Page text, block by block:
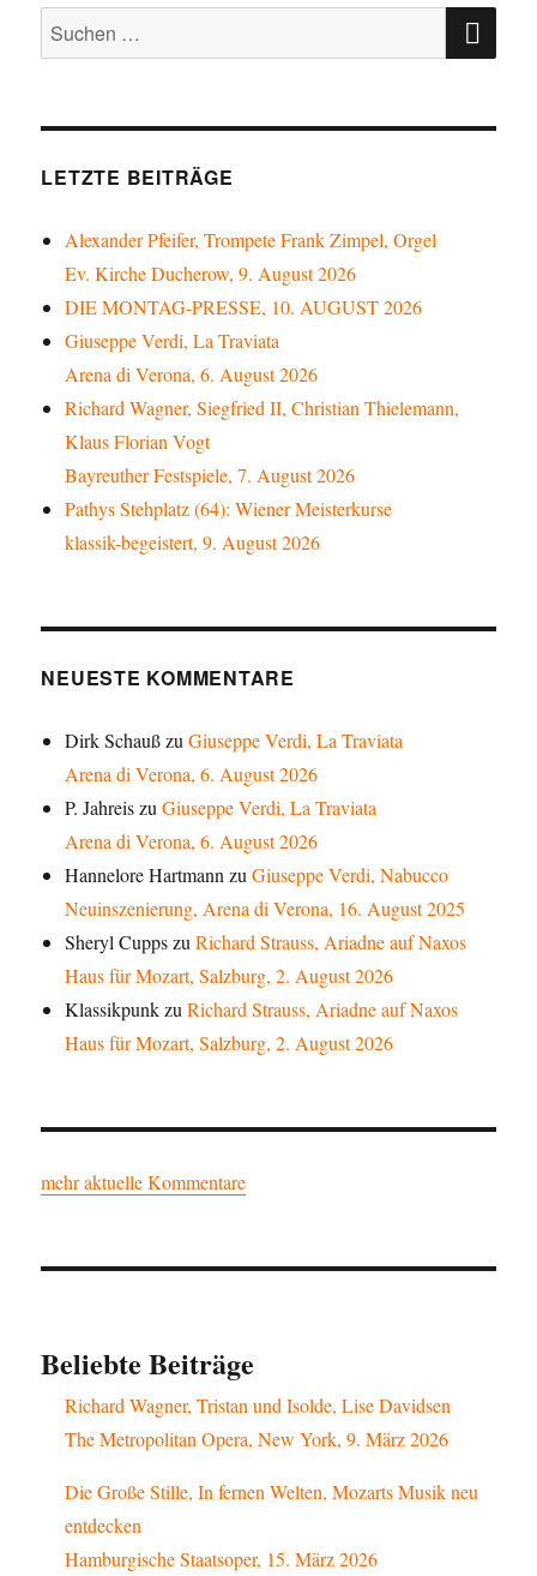
Suchen
nach:
LETZTE BEITRÄGE
Alexander Pfeifer, Trompete Frank Zimpel, Orgel
Ev. Kirche Ducherow, 9. August 2026
DIE MONTAG-PRESSE, 10. AUGUST 2026
Giuseppe Verdi, La Traviata
Arena di Verona, 6. August 2026
Richard Wagner, Siegfried II, Christian Thielemann,
Klaus Florian Vogt
Bayreuther Festspiele, 7. August 2026
Pathys Stehplatz (64): Wiener Meisterkurse
klassik-begeistert, 9. August 2026
NEUESTE KOMMENTARE
Dirk SchaußzuGiuseppe Verdi, La Traviata
Arena di Verona, 6. August 2026
P. JahreiszuGiuseppe Verdi, La Traviata
Arena di Verona, 6. August 2026
Hannelore HartmannzuGiuseppe Verdi, Nabucco
Neuinszenierung, Arena di Verona, 16. August 2025
Sheryl CuppszuRichard Strauss, Ariadne auf Naxos
Haus für Mozart, Salzburg, 2. August 2026
KlassikpunkzuRichard Strauss, Ariadne auf Naxos
Haus für Mozart, Salzburg, 2. August 2026
mehr aktuelle Kommentare
Beliebte Beiträge
Richard Wagner, Tristan und Isolde, Lise Davidsen
The Metropolitan Opera, New York, 9. März 2026
Die Große Stille, In fernen Welten, Mozarts Musik neu
entdecken
Hamburgische Staatsoper, 15. März 2026